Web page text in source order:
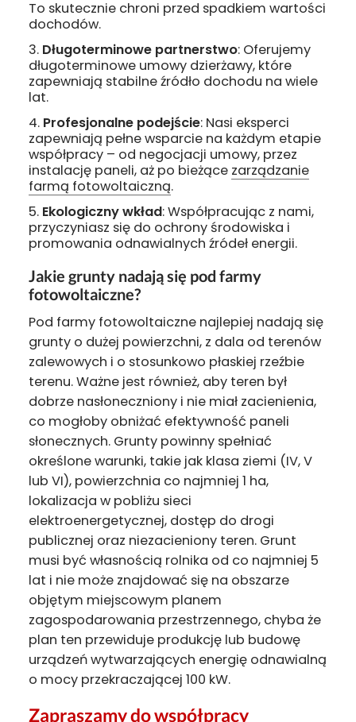
To skutecznie chroni przed spadkiem wartości
dochodów.
Długoterminowe partnerstwo: Oferujemy
długoterminowe umowy dzierżawy, które
zapewniają stabilne źródło dochodu na wiele
lat.
Profesjonalne podejście: Nasi eksperci
zapewniają pełne wsparcie na każdym etapie
współpracy – od negocjacji umowy, przez
instalację paneli, aż po bieżące zarządzanie
farmą fotowoltaiczną.
Ekologiczny wkład: Współpracując z nami,
przyczyniasz się do ochrony środowiska i
promowania odnawialnych źródeł energii.
Jakie grunty nadają się pod farmy
fotowoltaiczne?
Pod farmy fotowoltaiczne najlepiej nadają się
grunty o dużej powierzchni, z dala od terenów
zalewowych i o stosunkowo płaskiej rzeźbie
terenu. Ważne jest również, aby teren był
dobrze nasłoneczniony i nie miał zacienienia,
co mogłoby obniżać efektywność paneli
słonecznych. Grunty powinny spełniać
określone warunki, takie jak klasa ziemi (IV, V
lub VI), powierzchnia co najmniej 1 ha,
lokalizacja w pobliżu sieci
elektroenergetycznej, dostęp do drogi
publicznej oraz niezacieniony teren. Grunt
musi być własnością rolnika od co najmniej 5
lat i nie może znajdować się na obszarze
objętym miejscowym planem
zagospodarowania przestrzennego, chyba że
plan ten przewiduje produkcję lub budowę
urządzeń wytwarzających energię odnawialną
o mocy przekraczającej 100 kW.
Zapraszamy do współpracy